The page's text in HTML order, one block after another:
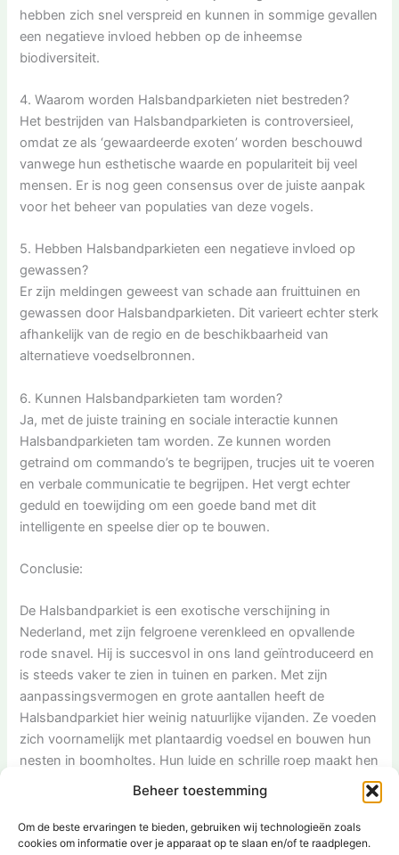
Beheer toestemming
Om de beste ervaringen te bieden, gebruiken wij technologieën zoals
cookies om informatie over je apparaat op te slaan en/of te raadplegen.
hebben zich snel verspreid en kunnen in sommige gevallen
een negatieve invloed hebben op de inheemse
biodiversiteit.
4. Waarom worden Halsbandparkieten niet bestreden?
Het bestrijden van Halsbandparkieten is controversieel,
omdat ze als ‘gewaardeerde exoten’ worden beschouwd
vanwege hun esthetische waarde en populariteit bij veel
mensen. Er is nog geen consensus over de juiste aanpak
voor het beheer van populaties van deze vogels.
5. Hebben Halsbandparkieten een negatieve invloed op
gewassen?
Er zijn meldingen geweest van schade aan fruittuinen en
gewassen door Halsbandparkieten. Dit varieert echter sterk
afhankelijk van de regio en de beschikbaarheid van
alternatieve voedselbronnen.
6. Kunnen Halsbandparkieten tam worden?
Ja, met de juiste training en sociale interactie kunnen
Halsbandparkieten tam worden. Ze kunnen worden
getraind om commando’s te begrijpen, trucjes uit te voeren
en verbale communicatie te begrijpen. Het vergt echter
geduld en toewijding om een goede band met dit
intelligente en speelse dier op te bouwen.
Conclusie:
De Halsbandparkiet is een exotische verschijning in
Nederland, met zijn felgroene verenkleed en opvallende
rode snavel. Hij is succesvol in ons land geïntroduceerd en
is steeds vaker te zien in tuinen en parken. Met zijn
aanpassingsvermogen en grote aantallen heeft de
Halsbandparkiet hier weinig natuurlijke vijanden. Ze voeden
zich voornamelijk met plantaardig voedsel en bouwen hun
nesten in boomholtes. Hun luide en schrille roep maakt hen
vaak goed hoorbaar in hun omgeving. Hoewel er nog
debat is over de impact van deze soort op de inheemse
biodiversiteit, kunnen Halsbandparkieten een mooie
toevoeging zijn aan onze tuinen en ons bewustzijn